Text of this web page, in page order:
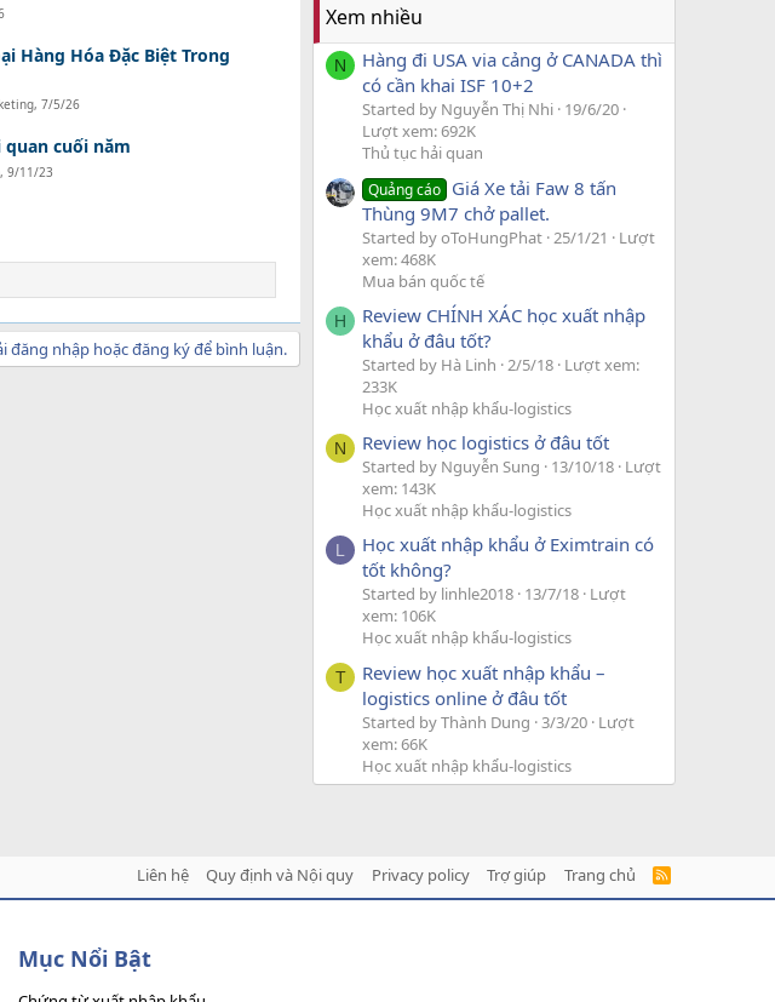
Hàng Hóa Đặc Biệt Trong
, 7/5/26
cuối năm
, 9/11/23
đăng nhập hoặc đăng ký để bình luận.
Xem nhiều
N
Hàng đi USA via cảng ở CANADA thì
có cần khai ISF 10+2
Started by Nguyễn Thị Nhi 19/6/20
Lượt xem: 692K
Thủ tục hải quan
Quảng cáo Giá Xe tải Faw 8 tấn
Thùng 9M7 chở pallet.
Started by oToHungPhat 25/1/21
Lượt
xem: 468K
Mua bán quốc tế
H
Review CHÍNH XÁC học xuất nhập
khẩu ở đâu tốt?
Started by Hà Linh 2/5/18 Lượt xem:
233K
Học xuất nhập khẩu-logistics
N Review học logistics ở đâu tốt
Started by Nguyễn Sung 13/10/18 Lượt
xem: 143K
Học xuất nhập khẩu-logistics
L
Học xuất nhập khẩu ở Eximtrain có
tốt không?
Started by linhle2018 13/7/18 Lượt
xem: 106K
Học xuất nhập khẩu-logistics
T
Review học xuất nhập khẩu –
logistics online ở đâu tốt
Started by Thành Dung 3/3/20 Lượt
xem: 66K
Học xuất nhập khẩu-logistics
Liên hệ Quy định và Nội quy Privacy policy Trợ giúp Trang chủ
R
Mục Nổi Bật